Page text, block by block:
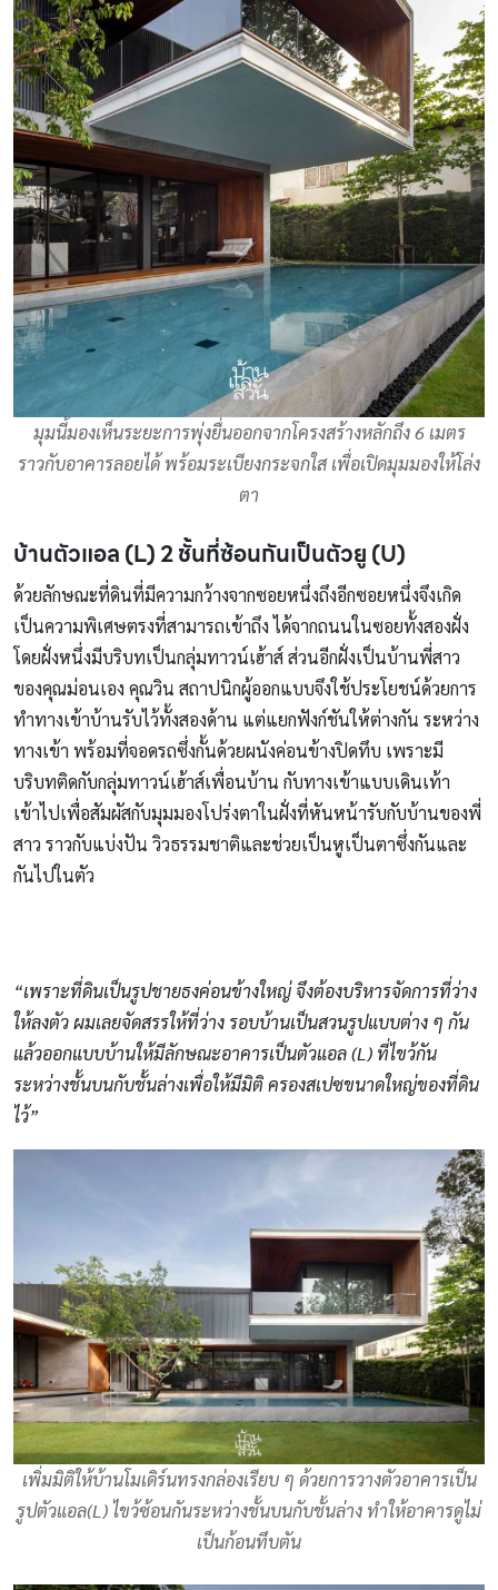
มุมนี้มองเห็นระยะการพุ่งยื่นออกจากโครงสร้างหลักถึง 6 เมตร
ราวกับอาคารลอยได้ พร้อมระเบียงกระจกใส เพื่อเปิดมุมมองให้โล่ง
ตา
บ้านตัวแอล (L) 2 ชั้นที่ซ้อนกันเป็นตัวยู (U)
ด้วยลักษณะที่ดินที่มีความกว้างจากซอยหนึ่งถึงอีกซอยหนึ่งจึงเกิด
เป็นความพิเศษตรงที่สามารถเข้าถึง ได้จากถนนในซอยทั้งสองฝั่ง
โดยฝั่งหนึ่งมีบริบทเป็นกลุ่มทาวน์เฮ้าส์ ส่วนอีกฝั่งเป็นบ้านพี่สาว
ของคุณม่อนเอง คุณวิน สถาปนิกผู้ออกแบบจึงใช้ประโยชน์ด้วยการ
ทำทางเข้าบ้านรับไว้ทั้งสองด้าน แต่แยกฟังก์ชันให้ต่างกัน ระหว่าง
ทางเข้า พร้อมที่จอดรถซึ่งกั้นด้วยผนังค่อนข้างปิดทึบ เพราะมี
บริบทติดกับกลุ่มทาวน์เฮ้าส์เพื่อนบ้าน กับทางเข้าแบบเดินเท้า
เข้าไปเพื่อสัมผัสกับมุมมองโปร่งตาในฝั่งที่หันหน้ารับกับบ้านของพี่
สาว ราวกับแบ่งปัน วิวธรรมชาติและช่วยเป็นหูเป็นตาซึ่งกันและ
กันไปในตัว
“เพราะที่ดินเป็นรูปชายธงค่อนข้างใหญ่ จึงต้องบริหารจัดการที่ว่าง
ให้ลงตัว ผมเลยจัดสรรให้ที่ว่าง รอบบ้านเป็นสวนรูปแบบต่าง ๆ กัน
แล้วออกแบบบ้านให้มีลักษณะอาคารเป็นตัวแอล (L) ที่ไขว้กัน
ระหว่างชั้นบนกับชั้นล่างเพื่อให้มีมิติ ครองสเปซขนาดใหญ่ของที่ดิน
ไว้”
เพิ่มมิติให้บ้านโมเดิร์นทรงกล่องเรียบ ๆ ด้วยการวางตัวอาคารเป็น
รูปตัวแอล(L) ไขว้ซ้อนกันระหว่างชั้นบนกับชั้นล่าง ทำให้อาคารดูไม่
เป็นก้อนทึบตัน